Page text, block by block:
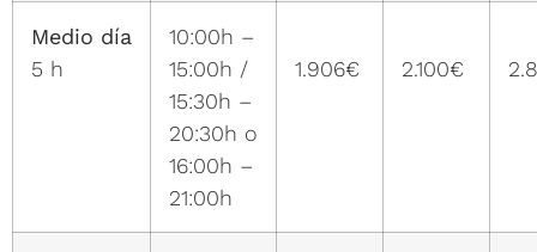
Medio día
5 h
10:00h –
15:00h /
15:30h –
20:30h o
16:00h –
21:00h
1.906€ 2.100€